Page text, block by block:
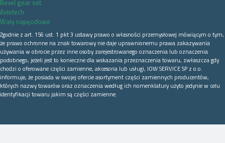
Bevel gear set
Axletech
Wały napęodowe
Zgodnie z art. 156 ust. 1 pkt 3 ustawy prawo o własności przemysłowej mówiącym o tym,
że prawo ochronne na znak towarowy nie daje uprawnionemu prawa zakazywania
używania w obrocie przez inne osoby zarejestrowanego oznaczenia lub oznaczenia
podobnego, jeżeli jest to konieczne dla wskazania przeznaczenia towaru, zwłaszcza gdy
chodzi o oferowane części zamienne, akcesoria lub usługi, IOW SERVICE SP z o.o.
informuje, że posiada w swojej ofercie asortyment części zamiennych producentów,
których nazwy towarów oraz oznaczenia według ich nomenklatury użyto jedynie w celu
identyfikacji towaru jakim są części zamienne.